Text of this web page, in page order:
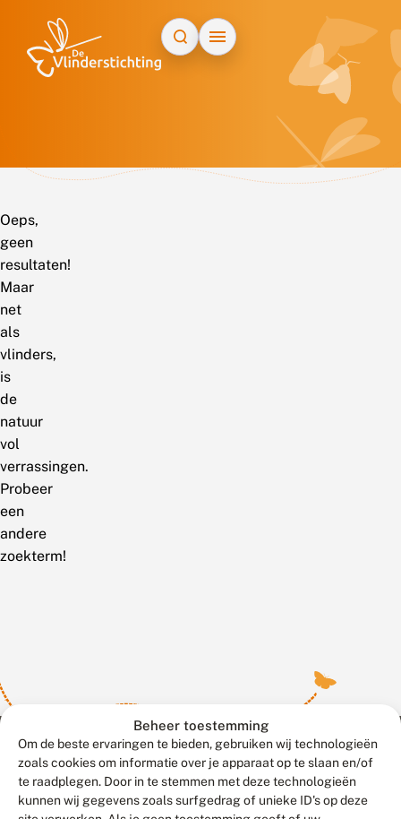
Beheer toestemming
Om de beste ervaringen te bieden, gebruiken wij technologieën
zoals cookies om informatie over je apparaat op te slaan en/of
te raadplegen. Door in te stemmen met deze technologieën
kunnen wij gegevens zoals surfgedrag of unieke ID's op deze
Oeps,
geen
resultaten!
Maar
net
als
vlinders,
is
de
natuur
vol
verrassingen.
Probeer
een
andere
zoekterm!
Meld waarnemingen© 2026 Vlinderstichting
Duurzaam ontwikkeld door
Go2People
, ontworpen door